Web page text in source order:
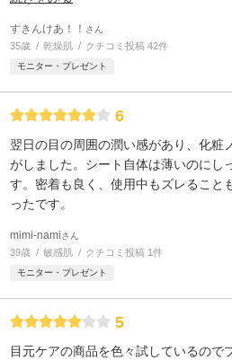
すきんけあ！！ さん
35歳 乾燥肌 クチコミ投稿 42件
モニター・プレゼント
6
翌日の目の周囲の潤い感があり、化粧
がしました。シート自体は薄いのにし
す。密着も良く、使用中もズレること
ったです。
mimi-namiさん
39歳 敏感肌 クチコミ投稿 1件
モニター・プレゼント
5
目元ケアの商品を色々試しているので